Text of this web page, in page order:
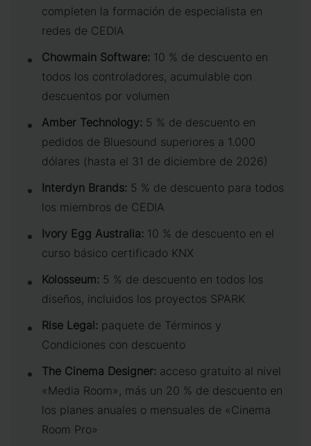
completen la formación de especialista en
redes de CEDIA
Chowmain Software: 10 % de descuento en
todos los controladores, acumulable con
descuentos por volumen
Amber Technology: 5 % de descuento en
pedidos de Bluesound superiores a 1.000
dólares (hasta el 31 de diciembre de 2026)
Interdyn Brands: 5 % de descuento para todos
los miembros de CEDIA
Ivory Egg Australia: 10 % de descuento en el
curso básico certificado KNX
Kolosseum: 5 % de descuento en todos los
diseños, incluidos los proyectos SPARK
Rise Legal: paquete de Términos y
Condiciones con descuento
The Cinema Designer: acceso gratuito al nivel
«Media Room», más un 20 % de descuento en
los planes anuales o mensuales de «Cinema
Room Pro»